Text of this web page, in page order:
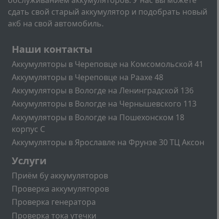
сдать свой старый аккумулятор и подобрать новый
акб на свой автомобиль.
Наши контакты
Аккумуляторы в Череповце на Комсомольской 41
Аккумуляторы в Череповце на Раахе 48
Аккумуляторы в Вологде на Ленинградской 136
Аккумуляторы в Вологде на Чернышевского 113
Аккумуляторы в Вологде на Пошехонском 18
корпус C
Аккумуляторы в Ярославле на Фрунзе 30 ТЦ Аксон
Услуги
Приём бу аккумуляторов
Проверка аккумуляторов
Проверка генератора
Проверка тока утечки